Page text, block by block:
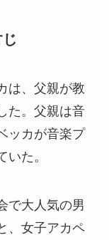
は、父親が教
た。父親は音
ッカが音楽プ
た。
で大人気の男
、女子アカペ